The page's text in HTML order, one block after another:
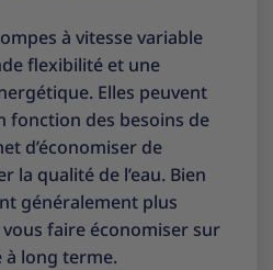
à vitesse variable
flexibilité et une
Elles peuvent
fonction des besoins de
d’économiser de
la qualité de l’eau. Bien
généralement plus
faire économiser sur
à long terme.